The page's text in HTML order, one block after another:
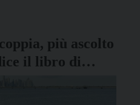
più ascolto
il libro di